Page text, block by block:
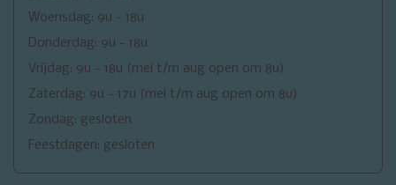
Woensdag: 9u - 18u
Donderdag: 9u - 18u
Vrijdag: 9u - 18u (mei t/m aug open om 8u)
Zaterdag: 9u - 17u (mei t/m aug open om 8u)
Zondag: gesloten
Feestdagen: gesloten